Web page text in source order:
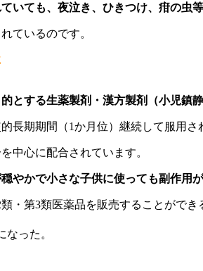
いても、夜泣き、ひきつけ、疳の虫
ているのです。
とする生薬製剤・漢方製剤（小児鎮静
期期間（1か月位）継続して服用さ
中心に配合されています。
穏やかで小さな子供に使っても副作
・第3類医薬品を販売することがで
った。